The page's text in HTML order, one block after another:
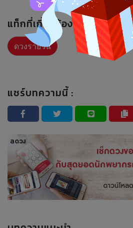
แท็กที่เกี่ยวข้อง :
ดวงรายวัน
แชร์บทความนี้ :